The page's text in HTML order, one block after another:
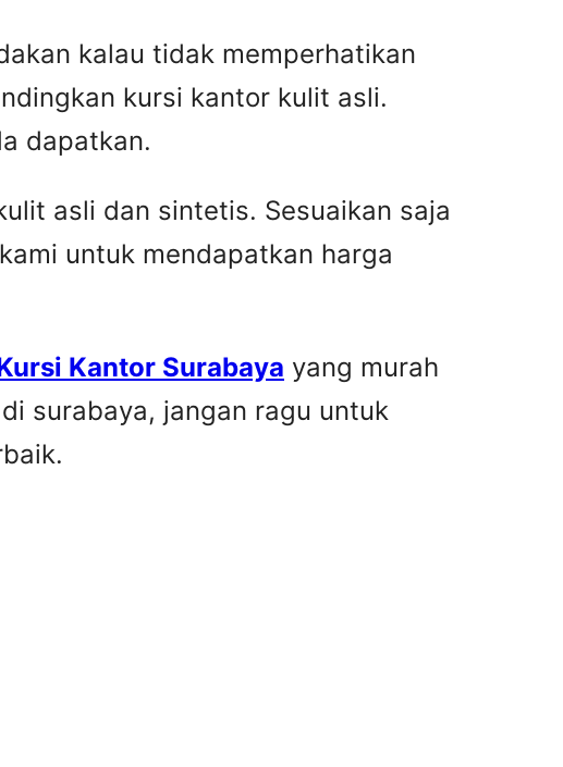
kalau tidak memperhatikan
kursi kantor kulit asli.
dapatkan.
asli dan sintetis. Sesuaikan saja
untuk mendapatkan harga
Kantor Surabaya yang murah
surabaya, jangan ragu untuk